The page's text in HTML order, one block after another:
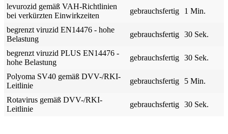
levurozid gemäß VAH-Richtlinien
bei verkürzten Einwirkzeiten
gebrauchsfertig 1 Min.
begrenzt viruzid EN14476 - hohe
Belastung
gebrauchsfertig 30 Sek.
begrenzt viruzid PLUS EN14476 -
hohe Belastung
gebrauchsfertig 30 Sek.
Polyoma SV40 gemäß DVV-/RKI-
Leitlinie
gebrauchsfertig 5 Min.
Rotavirus gemäß DVV-/RKI-
Leitlinie
gebrauchsfertig 30 Sek.